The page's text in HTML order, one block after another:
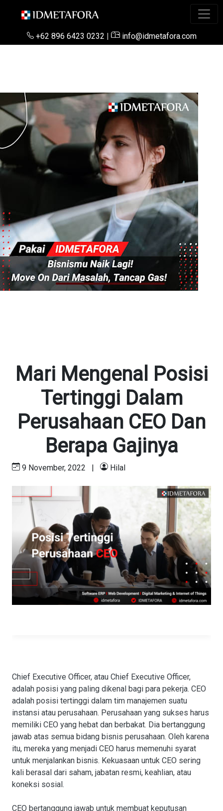
+62 896 6423 0232 | info@idmetafora.com
Mari Mengenal Posisi
Tertinggi Dalam
Perusahaan CEO Dan
Berapa Gajinya
9 November, 2022 | Hilal
Chief Executive Officer, atau Chief Executive Officer,
adalah posisi yang paling dikenal bagi para pekerja. CEO
adalah posisi tertinggi dalam tim manajemen suatu
instansi atau perusahaan. Perusahaan yang sukses harus
memiliki CEO yang hebat dan berbakat. Dia bertanggung
jawab atas semua bidang bisnis perusahaan. Oleh karena
itu, mereka yang menjadi CEO harus memenuhi syarat
untuk menjalankan bisnis. Kekuasaan untuk CEO sering
kali berasal dari saham, jabatan resmi, keahlian, atau
koneksi sosial.
CEO bertanggung jawab untuk membuat keputusan